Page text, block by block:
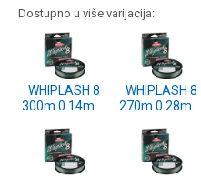
Dostupno u više varijacija:
WHIPLASH 8
300m 0.14mm
(1579694)
WHIPLASH 8
270m 0.28mm
(1579699)